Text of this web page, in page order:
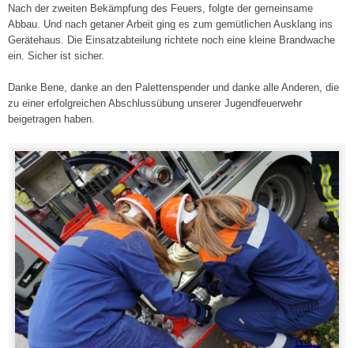
Nach der zweiten Bekämpfung des Feuers, folgte der gemeinsame
Abbau. Und nach getaner Arbeit ging es zum gemütlichen Ausklang ins
Gerätehaus. Die Einsatzabteilung richtete noch eine kleine Brandwache
ein. Sicher ist sicher.
Danke Bene, danke an den Palettenspender und danke alle Anderen, die
zu einer erfolgreichen Abschlussübung unserer Jugendfeuerwehr
beigetragen haben.